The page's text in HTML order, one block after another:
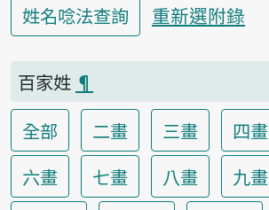
姓名唸法查詢
重新選附錄
百家姓 ¶
全部
二畫 三畫 四畫
六畫
七畫 八畫 九畫